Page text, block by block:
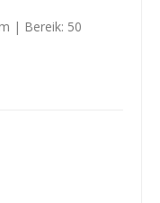
| Bereik: 50